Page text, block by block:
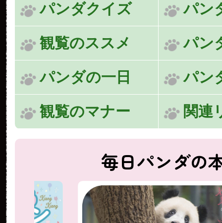
パンダクイズ パン
観覧のススメ パン
パンダの一日 パン
観覧のマナー 関連
毎日パンダの